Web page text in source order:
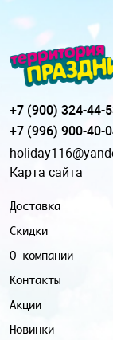
Доставка
Скидки
О компании
Контакты
Акции
Новинки
+7 (900) 324-44-
+7 (996) 900-40-
Карта сайта